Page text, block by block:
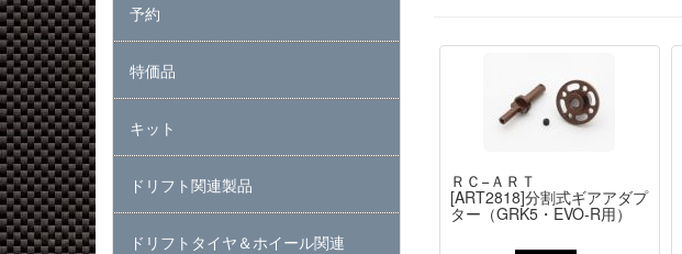
ＲＣ−ＡＲＴ
[ART2818]分割式ギアアダプ
ター（GRK5・EVO-R用）
予約
特価品
キット
ドリフト関連製品
ドリフトタイヤ＆ホイール関連